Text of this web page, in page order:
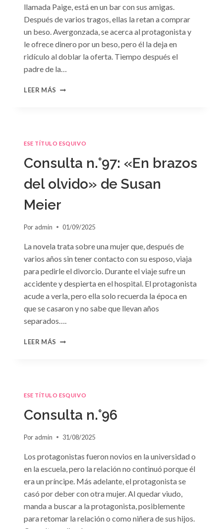
llamada Paige, está en un bar con sus amigas.
Después de varios tragos, ellas la retan a comprar
un beso. Avergonzada, se acerca al protagonista y
le ofrece dinero por un beso, pero él la deja en
ridículo al doblar la oferta. Tiempo después el
padre de la…
LEER MÁS CONSULTA
NEGOCIOS»
SARA
CRAVEN
ESE TÍTULO ESQUIVO
Consulta n.°97: «En brazos
del olvido» de Susan
Meier
Por admin 01/09/2025
La novela trata sobre una mujer que, después de
varios años sin tener contacto con su esposo, viaja
para pedirle el divorcio. Durante el viaje sufre un
accidente y despierta en el hospital. El protagonista
acude a verla, pero ella solo recuerda la época en
que se casaron y no sabe que llevan años
separados….
LEER MÁS CONSULTA
OLVIDO»
SUSAN
ESE TÍTULO ESQUIVO
Consulta n.°96
Por admin 31/08/2025
Los protagonistas fueron novios en la universidad o
en la escuela, pero la relación no continuó porque él
era un príncipe. Más adelante, el protagonista se
casó por deber con otra mujer. Al quedar viudo,
manda a buscar a la protagonista, posiblemente
para retomar la relación o como niñera de sus hijos.